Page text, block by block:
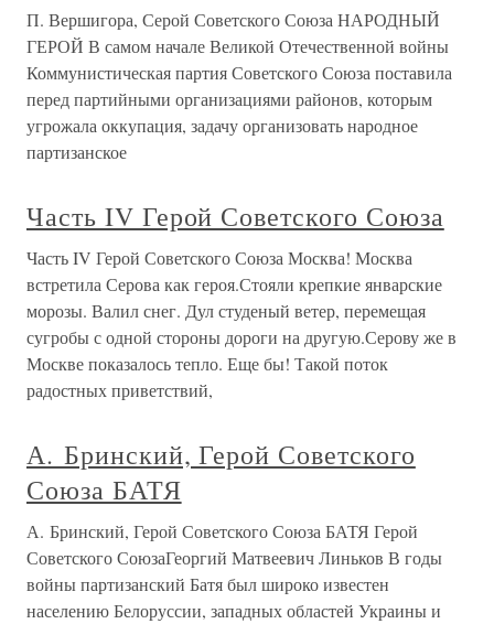
П. Вершигора, Серой Советского Союза НАРОДНЫЙ
ГЕРОЙ В самом начале Великой Отечественной войны
Коммунистическая партия Советского Союза поставила
перед партийными организациями районов, которым
угрожала оккупация, задачу организовать народное
партизанское
Часть IV Герой Советского Союза
Часть IV Герой Советского Союза Москва! Москва
встретила Серова как героя.Стояли крепкие январские
морозы. Валил снег. Дул студеный ветер, перемещая
сугробы с одной стороны дороги на другую.Серову же в
Москве показалось тепло. Еще бы! Такой поток
радостных приветствий,
А. Бринский, Герой Советского
Союза БАТЯ
А. Бринский, Герой Советского Союза БАТЯ Герой
Советского СоюзаГеоргий Матвеевич Линьков В годы
войны партизанский Батя был широко известен
населению Белоруссии, западных областей Украины и